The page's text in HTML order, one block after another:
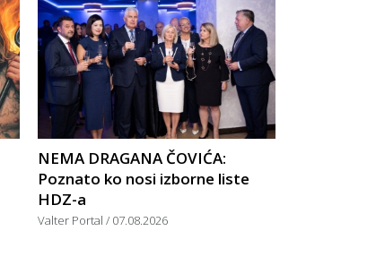
NEMA DRAGANA ČOVIĆA:
Poznato ko nosi izborne liste
HDZ-a
Valter Portal 07.08.2026